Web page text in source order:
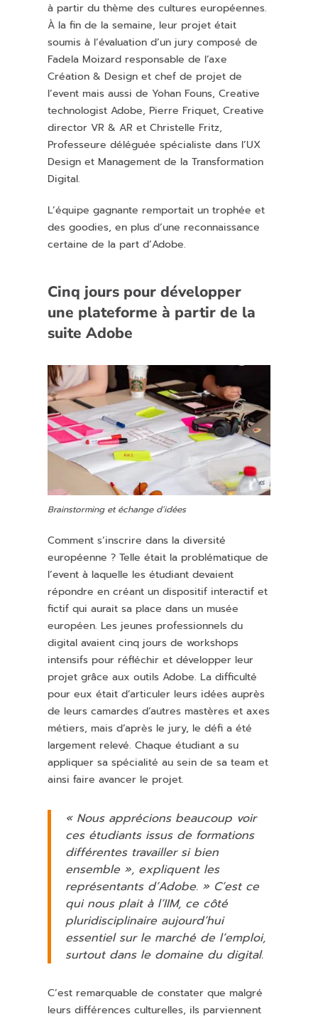
à partir du thème des cultures européennes.
À la fin de la semaine, leur projet était
soumis à l’évaluation d’un jury composé de
Fadela Moizard responsable de l’axe
Création & Design et chef de projet de
l’event mais aussi de Yohan Founs, Creative
technologist Adobe, Pierre Friquet, Creative
director VR & AR et Christelle Fritz,
Professeure déléguée spécialiste dans l’UX
Design et Management de la Transformation
Digital.
L’équipe gagnante remportait un trophée et
des goodies, en plus d’une reconnaissance
certaine de la part d’Adobe.
Cinq jours pour développer
une plateforme à partir de la
suite Adobe
Brainstorming et échange d’idées
Comment s’inscrire dans la diversité
européenne ? Telle était la problématique de
l’event à laquelle les étudiant devaient
répondre en créant un dispositif interactif et
fictif qui aurait sa place dans un musée
européen. Les jeunes professionnels du
digital avaient cinq jours de workshops
intensifs pour réfléchir et développer leur
projet grâce aux outils Adobe. La difficulté
pour eux était d’articuler leurs idées auprès
de leurs camardes d’autres mastères et axes
métiers, mais d’après le jury, le défi a été
largement relevé. Chaque étudiant a su
appliquer sa spécialité au sein de sa team et
ainsi faire avancer le projet.
« Nous apprécions beaucoup voir
ces étudiants issus de formations
différentes travailler si bien
ensemble », expliquent les
représentants d’Adobe. » C’est ce
qui nous plait à l’IIM, ce côté
pluridisciplinaire aujourd’hui
essentiel sur le marché de l’emploi,
surtout dans le domaine du digital.
C’est remarquable de constater que malgré
leurs différences culturelles, ils parviennent